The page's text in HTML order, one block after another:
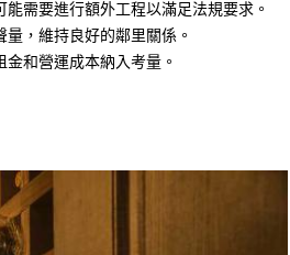
需要進行額外工程以滿足法規要求。
，維持良好的鄰里關係。
和營運成本納入考量。